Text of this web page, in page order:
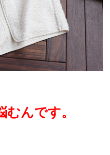
んです。